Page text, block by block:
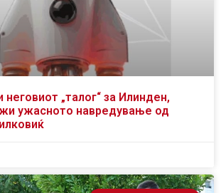
„талог“ за Илинден,
ужасното навредување од